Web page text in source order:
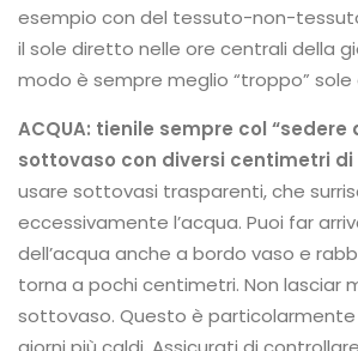
esempio con del tessuto-non-
il sole diretto nelle ore centrali della
modo è sempre meglio “troppo”
ACQUA: tienile sempre col “sedere
sottovaso con diversi centimetri
usare sottovasi trasparenti, che
eccessivamente l’acqua. Puoi far
dell’acqua anche a bordo vaso e
torna a pochi centimetri. Non lasciar
sottovaso. Questo è